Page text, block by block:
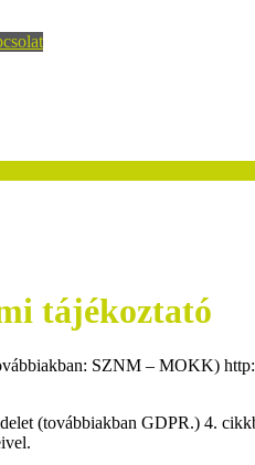
tájékoztató
SZNM – MOKK)
(továbbiakban GDPR.) 4.